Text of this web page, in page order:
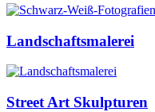
Landschaftsmalerei
Street Art Skulpturen